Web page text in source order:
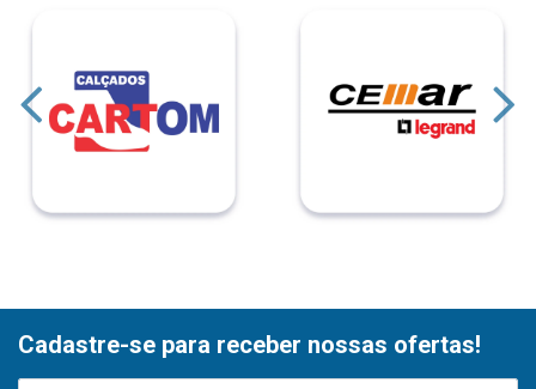
Cadastre-se para receber nossas ofertas!